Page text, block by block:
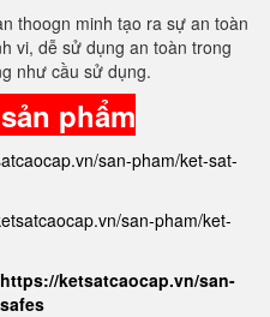
thoogn minh tạo ra sự an toàn
vi, dễ sử dụng an toàn trong
như cầu sử dụng.
phẩm
san-pham/ket-sat-
san-pham/ket-
https://ketsatcaocap.vn/san-